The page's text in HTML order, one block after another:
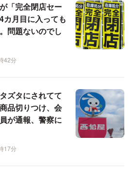
「完全閉店セー
カ月目に入っても
問題ないのでし
42分
ズタにされてて
品切りつけ、会
が通報、警察に
17分